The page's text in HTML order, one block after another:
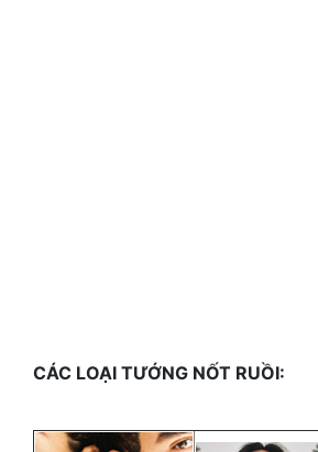
CÁC LOẠI TƯỚNG NỐT RUỒI: